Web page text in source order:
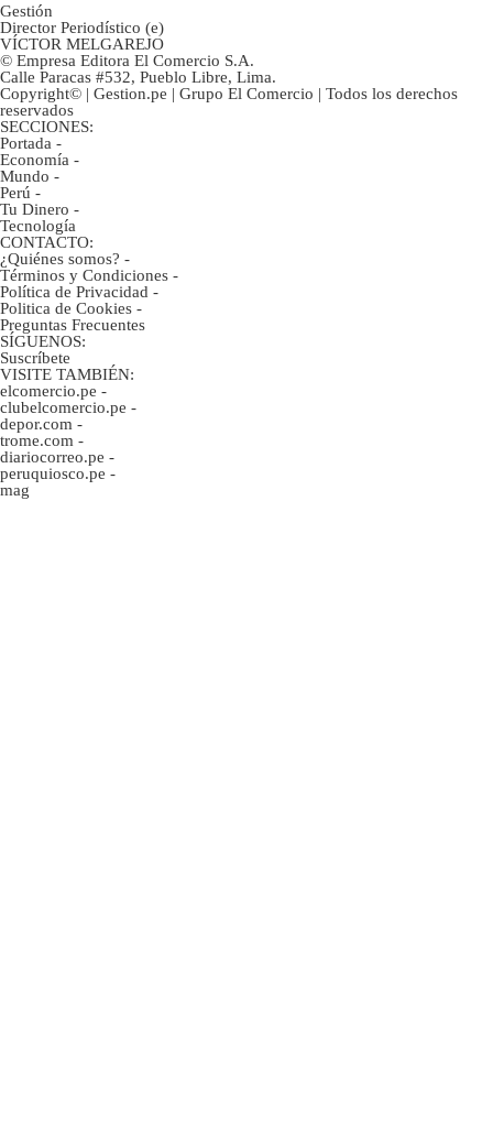
Gestión
Director Periodístico (e)
VÍCTOR MELGAREJO
© Empresa Editora El Comercio S.A.
Calle Paracas #532, Pueblo Libre, Lima.
Copyright© | Gestion.pe | Grupo El Comercio | Todos los derechos
reservados
SECCIONES:
Portada -
Economía -
Mundo -
Perú -
Tu Dinero -
Tecnología
CONTACTO:
¿Quiénes somos? -
Términos y Condiciones -
Política de Privacidad -
Politica de Cookies -
Preguntas Frecuentes
SÍGUENOS:
Suscríbete
VISITE TAMBIÉN:
elcomercio.pe -
clubelcomercio.pe -
depor.com -
trome.com -
diariocorreo.pe -
peruquiosco.pe -
mag